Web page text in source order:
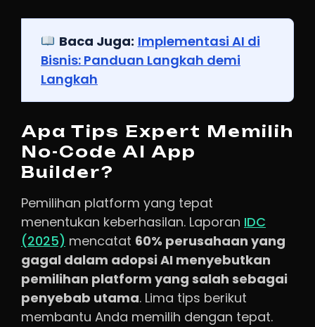
Baca Juga: Implementasi AI di
Bisnis: Panduan Langkah demi
Langkah
Apa Tips Expert Memilih
No-Code AI App
Builder?
Pemilihan platform yang tepat
menentukan keberhasilan. Laporan IDC
(2025) mencatat 60% perusahaan yang
gagal dalam adopsi AI menyebutkan
pemilihan platform yang salah sebagai
penyebab utama. Lima tips berikut
membantu Anda memilih dengan tepat.